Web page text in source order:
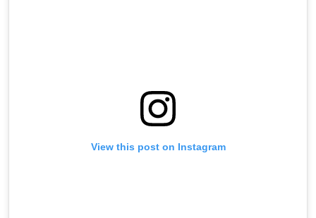
View this post on Instagram